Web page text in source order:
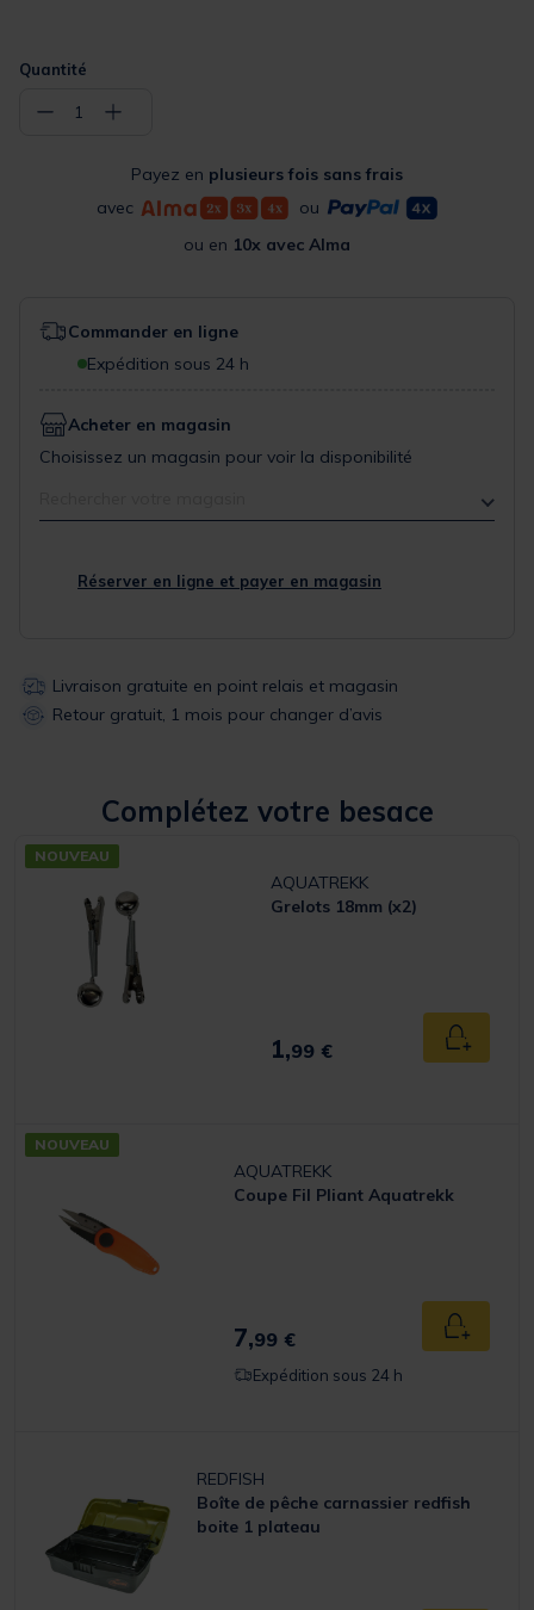
Quantité
− 1 +
Payez en plusieurs fois sans frais
avec
ou
ou en 10x avec Alma
Commander en ligne
Expédition sous 24 h
Acheter en magasin
Choisissez un magasin pour voir la disponibilité
Réserver en ligne et payer en magasin
Livraison gratuite en point relais et magasin
Retour gratuit, 1 mois pour changer d’avis
Complétez votre besace
NOUVEAU
AQUATREKK
Grelots 18mm (x2)
1,99 € Ajouter
NOUVEAU
AQUATREKK
Coupe Fil Pliant Aquatrekk
7,99 € Ajouter
Expédition sous 24 h
REDFISH
Boîte de pêche carnassier redfish
boite 1 plateau